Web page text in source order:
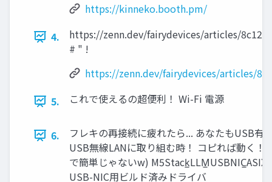
https://kinneko.booth.pm/
4.
https://zenn.dev/fairydevices/articles/
# " !
https://zenn.dev/fairydevices/articles/
5.
これで使えるの超便利！ Wi-Fi 電源
6.
フレキの再接続に疲れたら... あなたもUSB有
USB無線LANに取り組む時！ コピれば動く！
で簡単じゃないw) M5Stack̲LLM̲USBNIC̲ASIX:
USB-NIC用ビルド済みドライバ